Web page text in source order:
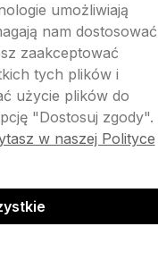
Modern 3.0™ od
umożliwiają
nam dostosować
zaakceptować
tych plików i
użycie plików do
"Dostosuj zgody".
w naszej Polityce